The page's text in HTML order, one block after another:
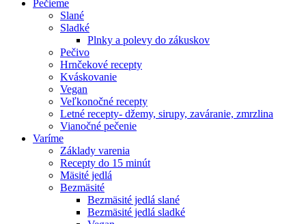
Pečieme
Slané
Sladké
Plnky a polevy do zákuskov
Pečivo
Hrnčekové recepty
Kváskovanie
Vegan
Veľkonočné recepty
Letné recepty- džemy, sirupy, zaváranie, zmrzlina
Vianočné pečenie
Varíme
Základy varenia
Recepty do 15 minút
Mäsité jedlá
Bezmäsité
Bezmäsité jedlá slané
Bezmäsité jedlá sladké